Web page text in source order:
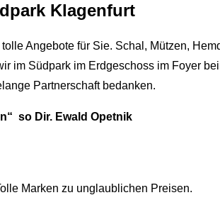
Klagenfurt
Angebote für Sie. Schal, Mützen,
im Südpark im Erdgeschoss im Foyer
Partnerschaft bedanken.
so Dir. Ewald Opetnik
Marken zu unglaublichen Preisen.